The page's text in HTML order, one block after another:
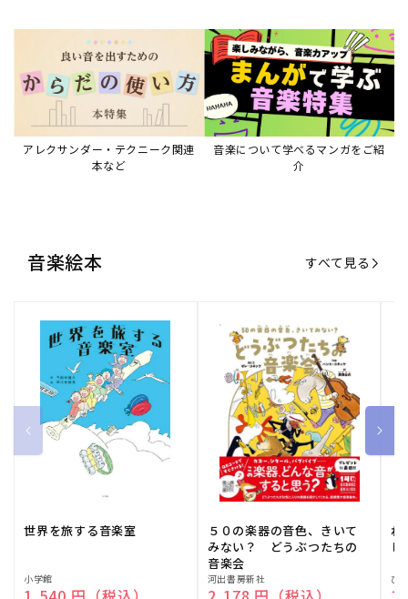
アレクサンダー・テクニーク関連
本など
音楽について学べるマンガをご紹
介
音楽絵本 すべて見る
世界を旅する音楽室
販
小学館
５０の楽器の音色、きいて
みない？ どうぶつたちの
音楽会
販
河出書房新社
ね
販ひ